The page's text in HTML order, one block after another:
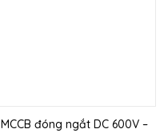
MCCB đóng ngắt DC 600V –